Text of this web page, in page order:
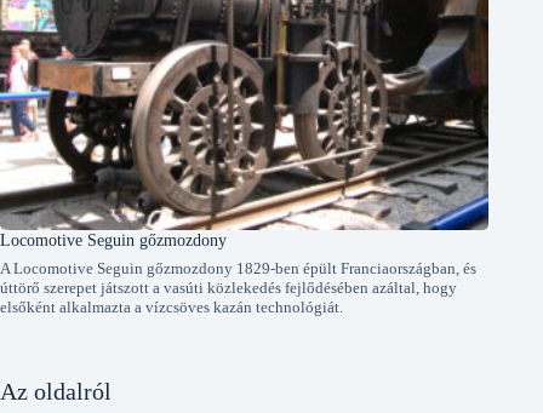
Locomotive Seguin gőzmozdony
A Locomotive Seguin gőzmozdony 1829-ben épült Franciaországban, és
úttörő szerepet játszott a vasúti közlekedés fejlődésében azáltal, hogy
elsőként alkalmazta a vízcsöves kazán technológiát.
Az oldalról